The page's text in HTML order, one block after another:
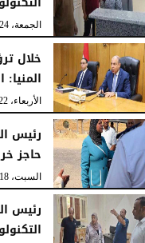
الجمعة، 24 يوليو 2026
خلال
الأربعاء، 22 يوليو 2026
رئيس
حاجز
السبت، 18 يوليو 2026
رئيس